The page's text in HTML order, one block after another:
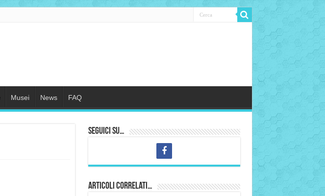
Musei News FAQ
Seguici su…
Articoli correlati…